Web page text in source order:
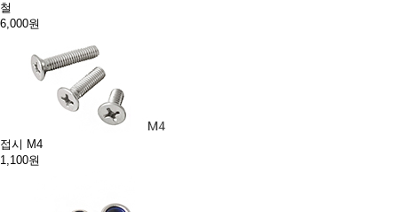
철
6,000원
접시 M4
1,100원